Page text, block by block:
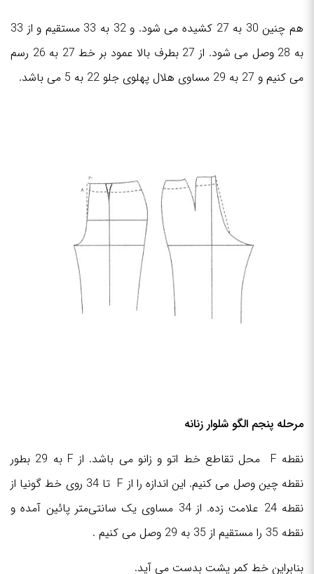
هم چنین 30 به 27 کشیده می شود. و 32 به 33 مستقیم و از 33
به 28 وصل می شود. از 27 بطرف بالا عمود بر خط 27 به 26 رسم
می کنیم و 27 به 29 مساوی هلال پهلوی جلو 22 به 5 می باشد.
مرحله پنجم الگو شلوار زنانه
نقطه F محل تقاطع خط اتو و زانو می باشد. از F به 29 بطور
نقطه چین وصل می کنیم. این اندازه را از F تا 34 روی خط گونیا از
نقطه 24 علامت زده. از 34 مساوی یک سانتی‌متر پائین آمده و
نقطه 35 را مستقیم از 35 به 29 وصل می کنیم .
بنابراین خط کمر پشت بدست می آید.